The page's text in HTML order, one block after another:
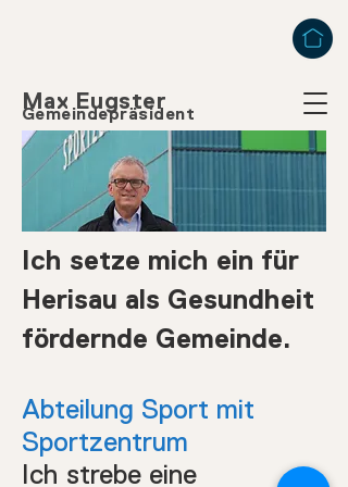
Max Eugster
Gemeindepräsident
​Ich setze mich ein für
Herisau als Gesundheit
fördernde Gemeinde.
Abteilung Sport mit
Sportzentrum
Ich strebe eine